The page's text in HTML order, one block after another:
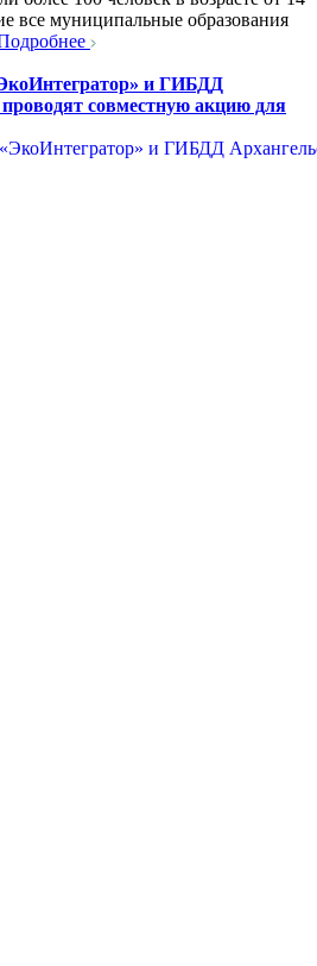
все муниципальные образования
и ГИБДД
совместную акцию для